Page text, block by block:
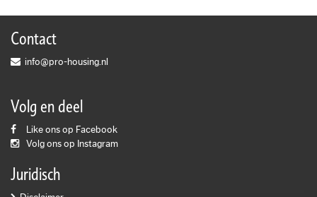
Contact
info@pro-housing.nl
Volg en deel
Like ons op Facebook
Volg ons op Instagram
Juridisch